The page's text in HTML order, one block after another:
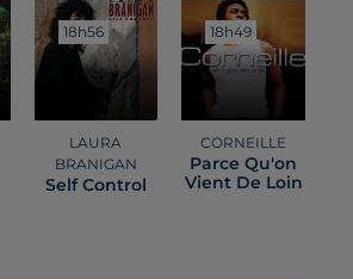
18h56
18h56
LAURA
BRANIGAN
Self Control
18h49
18h49
CORNEILLE
Parce Qu'on
Vient De Loin